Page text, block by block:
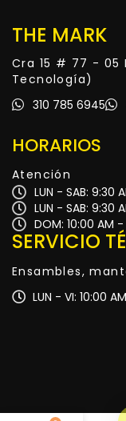
THE MARK
Cra 15 # 77 - 05
Tecnología)
310 785 6945
HORARIOS
Atención
LUN - SAB: 9:30
LUN - SAB: 9:30
DOM: 10:00 AM
SERVICIO
Ensambles,
LUN - VI: 10:00